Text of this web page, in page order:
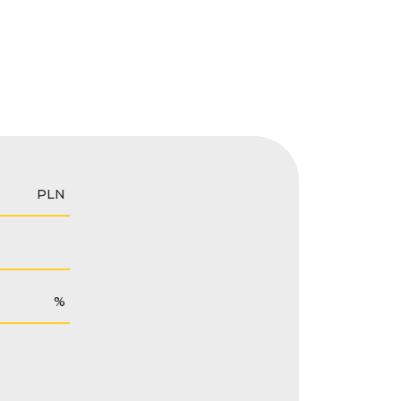
PLN
%